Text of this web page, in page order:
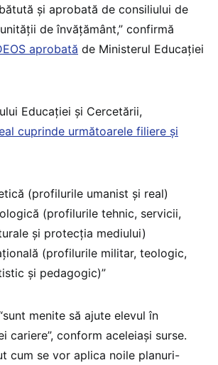
și aprobată de consiliului de
de învățământ,” confirmă
aprobată de Ministerul Educației
Educației și Cercetării,
cuprinde următoarele filiere şi
(profilurile umanist şi real)
(profilurile tehnic, servicii,
şi protecţia mediului)
(profilurile militar, teologic,
şi pedagogic)”
menite să ajute elevul în
cariere”, conform aceleiași surse.
cum se vor aplica noile planuri-